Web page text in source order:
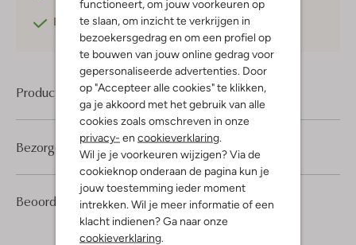
functioneert, om jouw voorkeuren op
te slaan, om inzicht te verkrijgen in
bezoekersgedrag en om een profiel op
te bouwen van jouw online gedrag voor
gepersonaliseerde advertenties. Door
op "Accepteer alle cookies" te klikken,
ga je akkoord met het gebruik van alle
cookies zoals omschreven in onze
privacy- en cookieverklaring.
Wil je je voorkeuren wijzigen? Via de
cookieknop onderaan de pagina kun je
jouw toestemming ieder moment
intrekken. Wil je meer informatie of een
klacht indienen? Ga naar onze
cookieverklaring.
Betaal achterafmet Klarna
Product informatie
Beoordelingen (10) 4/5
10
4
Sterren
Bezorgen & retourneren